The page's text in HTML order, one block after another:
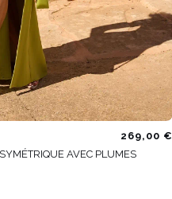
269,00 €
AVEC PLUMES